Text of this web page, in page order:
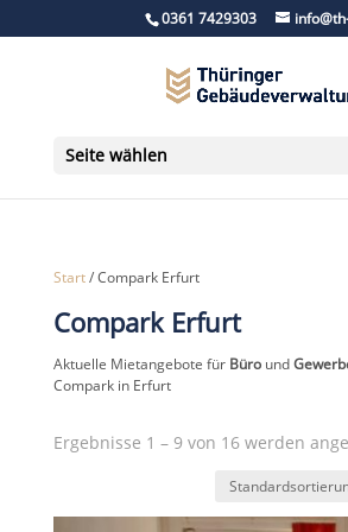
0361 7429303
Seite wählen
Start/ Compark Erfurt
Compark Erfurt
Aktuelle Mietangebote für Büround
Compark in Erfurt
Ergebnisse 1 – 9 von 16 werden